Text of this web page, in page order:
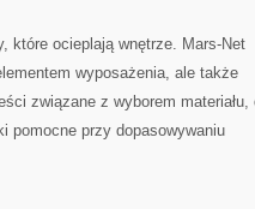
które ocieplają wnętrze. Mars-Net
wyposażenia, ale także
związane z wyborem materiału,
pomocne przy dopasowywaniu